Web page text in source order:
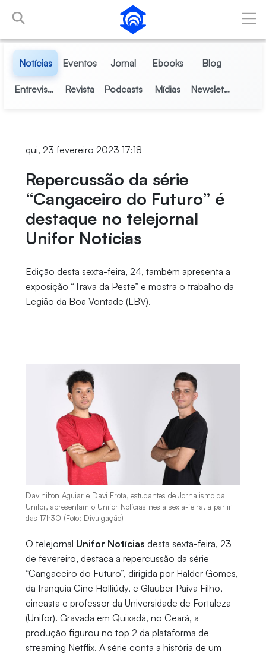
Pular para o Conteúdo principal
Notícias Eventos Jornal Ebooks Blog
Entrevistas Revista Podcasts Mídias Newsletter
qui, 23 fevereiro 2023 17:18
Repercussão da série
“Cangaceiro do Futuro” é
destaque no telejornal
Unifor Notícias
Edição desta sexta-feira, 24, também apresenta a
exposição “Trava da Peste” e mostra o trabalho da
Legião da Boa Vontade (LBV).
Davinilton Aguiar e Davi Frota, estudantes de Jornalismo da
Unifor, apresentam o Unifor Notícias nesta sexta-feira, a partir
das 17h30 (Foto: Divulgação)
O telejornal Unifor Notícias desta sexta-feira, 23
de fevereiro, destaca a repercussão da série
“Cangaceiro do Futuro”, dirigida por Halder Gomes,
da franquia Cine Holliúdy, e Glauber Paiva Filho,
cineasta e professor da Universidade de Fortaleza
(Unifor). Gravada em Quixadá, no Ceará, a
produção figurou no top 2 da plataforma de
streaming Netflix. A série conta a história de um